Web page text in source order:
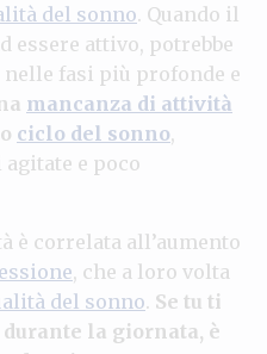
del sonno. Quando il
essere attivo, potrebbe
fasi più profonde e
mancanza di attività
ciclo del sonno,
e poco
è correlata all’aumento
, che a loro volta
del sonno. Se tu ti
la giornata, è